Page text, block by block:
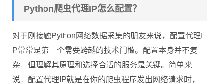
Python爬虫代理IP怎么配置？
对于刚接触Python网络数据采集的朋友来说，配置代理I
P常常是第一个需要跨越的技术门槛。配置本身并不复
杂，但理解其原理和选择合适的服务是关键。简单来
说，配置代理IP就是在你的爬虫程序发出网络请求时，